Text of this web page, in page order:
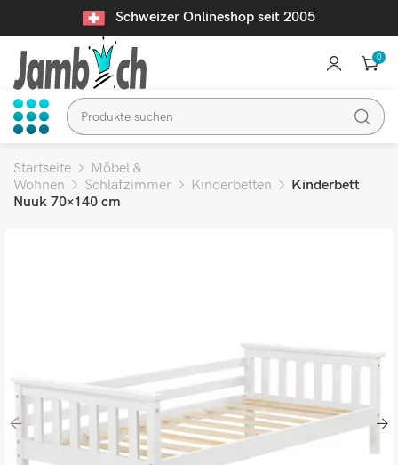
Schweizer Onlineshop seit 2005
0
Startseite
Möbel &
Wohnen
Schlafzimmer Kinderbetten
Kinderbett
Nuuk 70×140 cm